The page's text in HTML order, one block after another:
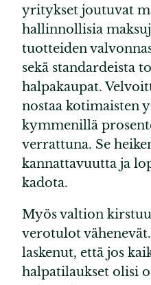
yritykset joutuvat
hallinnollisia
tuotteiden
sekä standardeista
halpakaupat.
nostaa kotimaisten
kymmenillä
verrattuna. Se
kannattavuutta ja
kadota.
Myös valtion
verotulot
laskenut, että jos
halpatilaukset olisi